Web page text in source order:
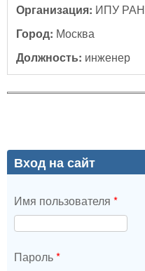
Организация: ИПУ РАН
Город: Москва
Должность: инженер
Вход на сайт
Имя пользователя *
Пароль*